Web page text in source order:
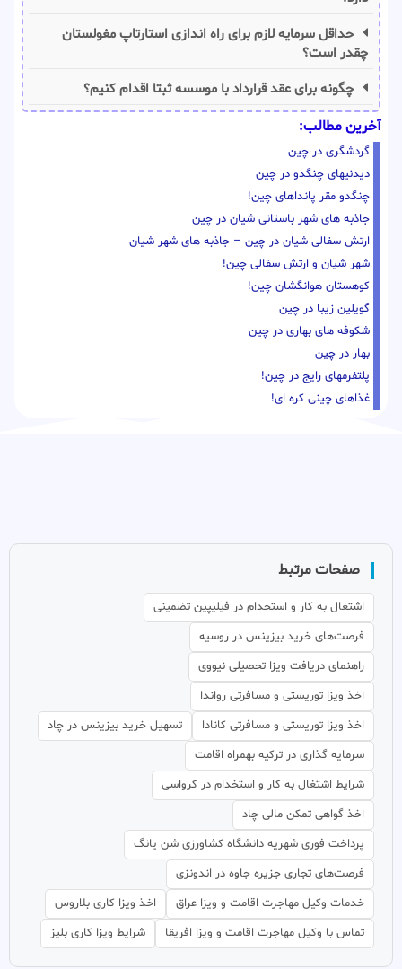
حداقل سرمایه لازم برای راه اندازی استارتاپ مغولستان
چقدر است؟
چگونه برای عقد قرارداد با موسسه ثبتا اقدام کنیم؟
آخرین مطالب:
گردشگری در چین
دیدنیهای چنگدو در چین
چنگدو مقر پانداهای چین!
جاذبه های شهر باستانی شیان در چین
ارتش سفالی شیان در چین – جاذبه های شهر شیان
شهر شیان و ارتش سفالی چین!
کوهستان هوانگشان چین!
گویلین زیبا در چین
شکوفه های بهاری در چین
بهار در چین
پلتفرمهای رایج در چین!
غذاهای چینی کره ای!
صفحات مرتبط
اشتغال به کار و استخدام در فیلیپین تضمینی
فرصت‌های خرید بیزینس در روسیه
راهنمای دریافت ویزا تحصیلی نیووی
اخذ ویزا توریستی و مسافرتی رواندا
اخذ ویزا توریستی و مسافرتی کانادا
تسهیل خرید بیزینس در چاد
سرمایه گذاری در ترکیه بهمراه اقامت
شرایط اشتغال به کار و استخدام در کرواسی
اخذ گواهی تمکن مالی چاد
پرداخت فوری شهریه دانشگاه کشاورزی شن یانگ
فرصت‌های تجاری جزیره جاوه در اندونزی
خدمات وکیل مهاجرت اقامت و ویزا عراق
اخذ ویزا کاری بلاروس
تماس با وکیل مهاجرت اقامت و ویزا افریقا
شرایط ویزا کاری بلیز